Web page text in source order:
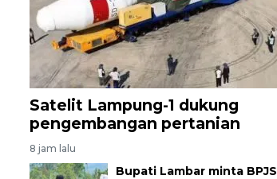
Satelit Lampung-1 dukung
pengembangan pertanian
8 jam lalu
Bupati Lambar minta BPJS